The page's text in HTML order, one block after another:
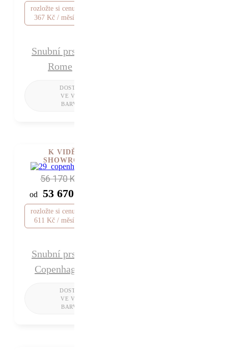
rozložte si cenu od 1
367 Kč / měsíc
Snubní prsten
Rome
56 170 Kč
od 53 670 Kč
rozložte si cenu od 1
611 Kč / měsíc
Snubní prsten
Copenhagen
K VIDĚNÍ V
SHOWROOMU